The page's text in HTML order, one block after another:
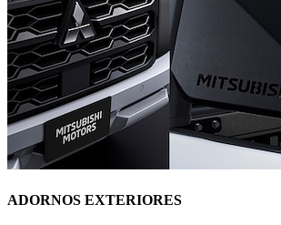
ADORNOS EXTERIORES